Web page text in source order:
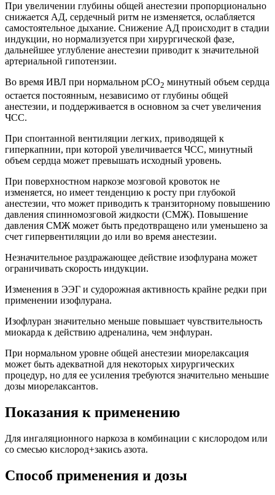
При увеличении глубины общей анестезии пропорционально
снижается АД, сердечный ритм не изменяется, ослабляется
самостоятельное дыхание. Снижение АД происходит в стадии
индукции, но нормализуется при хирургической фазе,
дальнейшее углубление анестезии приводит к значительной
артериальной гипотензии.
Во время ИВЛ при нормальном рСО2 минутный объем сердца
остается постоянным, независимо от глубины общей
анестезии, и поддерживается в основном за счет увеличения
ЧСС.
При спонтанной вентиляции легких, приводящей к
гиперкапнии, при которой увеличивается ЧСС, минутный
объем сердца может превышать исходный уровень.
При поверхностном наркозе мозговой кровоток не
изменяется, но имеет тенденцию к росту при глубокой
анестезии, что может приводить к транзиторному повышению
давления спинномозговой жидкости (СМЖ). Повышение
давления СМЖ может быть предотвращено или уменьшено за
счет гипервентиляции до или во время анестезии.
Незначительное раздражающее действие изофлурана может
ограничивать скорость индукции.
Изменения в ЭЭГ и судорожная активность крайне редки при
применении изофлурана.
Изофлуран значительно меньше повышает чувствительность
миокарда к действию адреналина, чем энфлуран.
При нормальном уровне общей анестезии миорелаксация
может быть адекватной для некоторых хирургических
процедур, но для ее усиления требуются значительно меньшие
дозы миорелаксантов.
Показания к применению
Для ингаляционного наркоза в комбинации с кислородом или
со смесью кислород+закись азота.
Способ применения и дозы